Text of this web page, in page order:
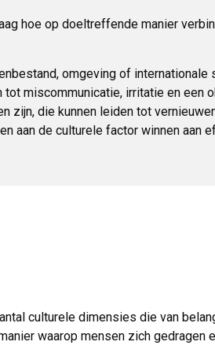
hoe op doeltreffende manier
omgeving of
miscommunicatie, irritatie en een
zijn, die kunnen leiden tot
aan de culturele factor winnen
culturele dimensies die van
waarop mensen zich